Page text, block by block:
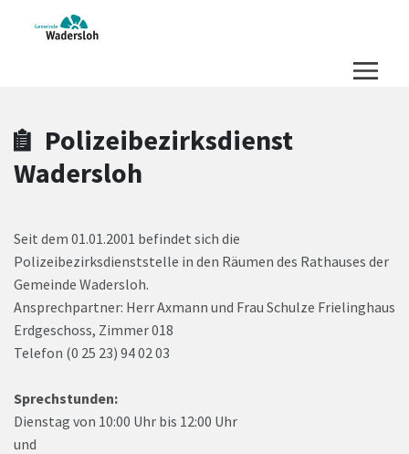
Zum Header
Zum Hauptinhalt
Zum Footer
Zum Hauptinhalt springen
Polizeibezirksdienst
Wadersloh
Seit dem 01.01.2001 befindet sich die
Polizeibezirksdienststelle in den Räumen des Rathauses der
Gemeinde Wadersloh.
Ansprechpartner: Herr Axmann und Frau Schulze Frielinghaus
Erdgeschoss, Zimmer 018
Telefon (0 25 23) 94 02 03
Sprechstunden:
Dienstag von 10:00 Uhr bis 12:00 Uhr
und